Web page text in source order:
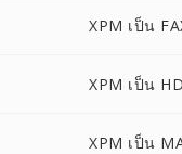
XPM เป็น
XPM เป็น
XPM เป็น